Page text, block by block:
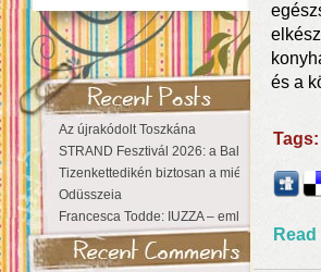
Az újrakódolt Toszkána
STRAND Fesztivál 2026: a Balaton partján
Tizenkettedikén biztosan a miénk a Sziget!
Odüsszeia
Francesca Todde: IUZZA – emlékezet, táj
és a
Tags: